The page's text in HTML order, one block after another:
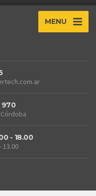
MENU
970
- 18.00
13.00